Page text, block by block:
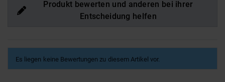
Produkt bewerten und anderen bei ihrer
Entscheidung helfen
Es liegen keine Bewertungen zu diesem Artikel vor.